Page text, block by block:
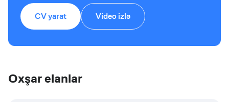
CV yarat Video izlə
Oxşar elanlar